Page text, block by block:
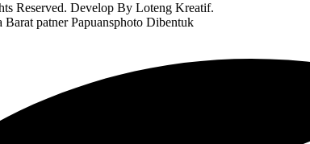
Reserved. Develop By Loteng Kreatif.
patner Papuansphoto Dibentuk